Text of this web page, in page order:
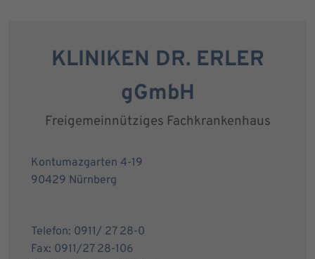
KLINIKEN DR. ERLER
gGmbH
Freigemeinnütziges Fachkrankenhaus
Kontumazgarten 4-19
90429 Nürnberg
Telefon: 0911/ 27 28-0
Fax: 0911/27 28-106